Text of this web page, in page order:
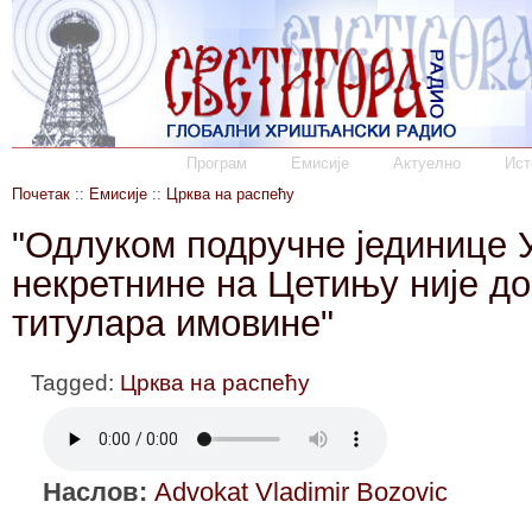
Програм Емисије Актуелно
Почетак :: Емисије :: Црква на распећу
"Одлуком подручне јединице
некретнине на Цетињу није
титулара имовине"
Tagged: Црква на распећу
Наслов: Advokat Vladimir Bozovic